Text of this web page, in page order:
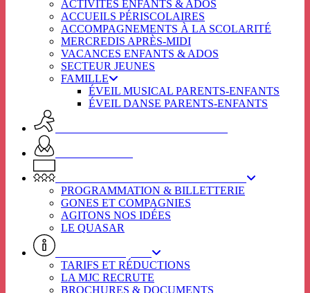
ACTIVITÉS ENFANTS & ADOS
ACCUEILS PÉRISCOLAIRES
ACCOMPAGNEMENTS À LA SCOLARITÉ
MERCREDIS APRÈS-MIDI
VACANCES ENFANTS & ADOS
SECTEUR JEUNES
FAMILLE
ÉVEIL MUSICAL PARENTS-ENFANTS
ÉVEIL DANSE PARENTS-ENFANTS
PROGRAMMATION & BILLETTERIE
GONES ET COMPAGNIES
AGITONS NOS IDÉES
LE QUASAR
TARIFS ET RÉDUCTIONS
LA MJC RECRUTE
BROCHURES & DOCUMENTS